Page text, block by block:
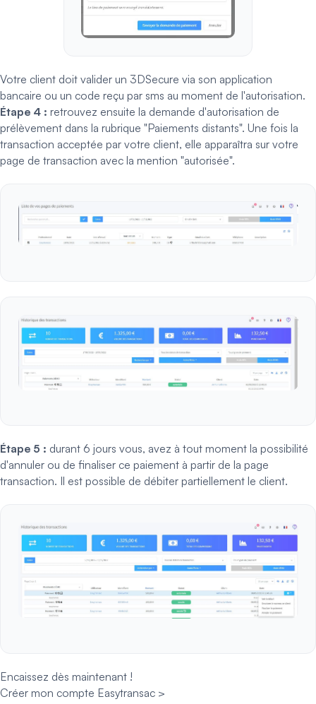
Votre client doit valider un 3DSecure via son application
bancaire ou un code reçu par sms au moment de l'autorisation.
Étape 4 : retrouvez ensuite la demande d'autorisation de
prélèvement dans la rubrique "Paiements distants". Une fois la
transaction acceptée par votre client, elle apparaîtra sur votre
page de transaction avec la mention "autorisée".
Étape 5 : durant 6 jours vous, avez à tout moment la possibilité
d'annuler ou de finaliser ce paiement à partir de la page
transaction. Il est possible de débiter partiellement le client.
Encaissez dès maintenant !
Créer mon compte Easytransac >